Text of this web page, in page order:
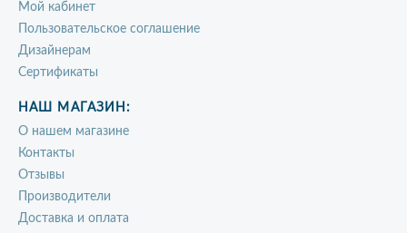
Мой кабинет
Пользовательское соглашение
Дизайнерам
Сертификаты
НАШ МАГАЗИН:
О нашем магазине
Контакты
Отзывы
Производители
Доставка и оплата